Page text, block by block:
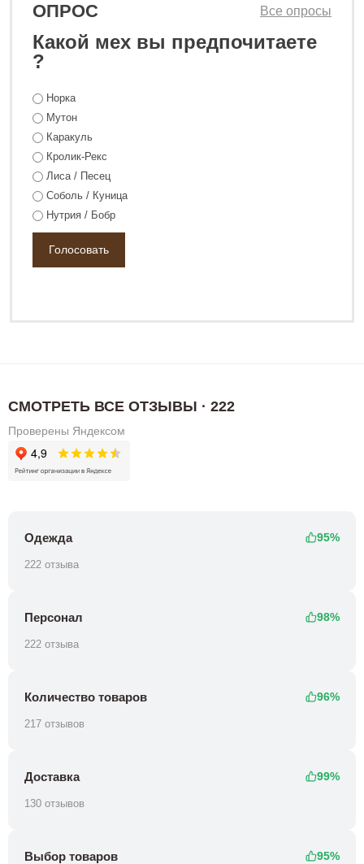
0 ₽ 182 800 ₽
ОПРОС
Какой мех вы предпочитаете
?
Все опросы
Норка
Мутон
Каракуль
Кролик-Рекс
Лиса / Песец
Соболь / Куница
Нутрия / Бобр
СМОТРЕТЬ ВСЕ ОТЗЫВЫ · 222
Проверены Яндексом
Одежда 95%
222 отзыва
Персонал 98%
222 отзыва
Количество товаров 96%
217 отзывов
Доставка 99%
130 отзывов
Выбор товаров 95%